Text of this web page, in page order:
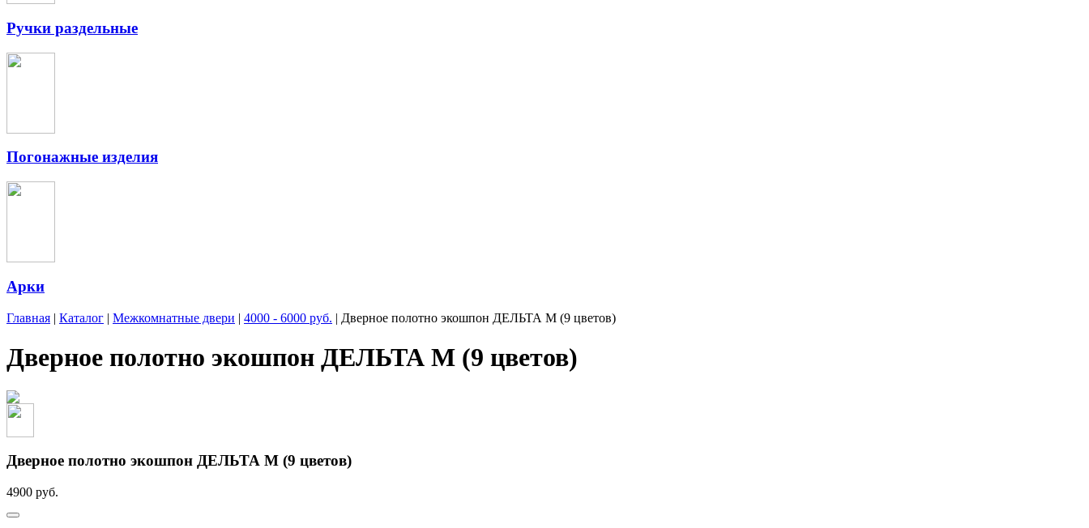
Ручки раздельные
Погонажные изделия
Арки
Главная | Каталог | Межкомнатные двери | 4000 - 6000 руб. | Дверное полотно экошпон ДЕЛЬТА М (9 цветов)
Дверное полотно экошпон ДЕЛЬТА М (9 цветов)
Дверное полотно экошпон ДЕЛЬТА М (9 цветов)
4900 руб.